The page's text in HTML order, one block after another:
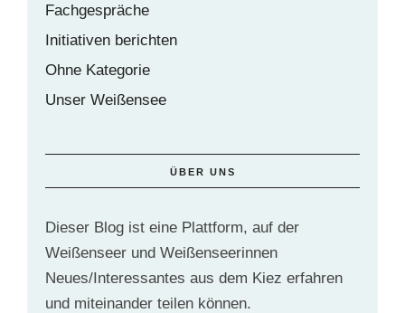
Fachgespräche
Initiativen berichten
Ohne Kategorie
Unser Weißensee
ÜBER UNS
Dieser Blog ist eine Plattform, auf der
Weißenseer und Weißenseerinnen
Neues/Interessantes aus dem Kiez erfahren
und miteinander teilen können.